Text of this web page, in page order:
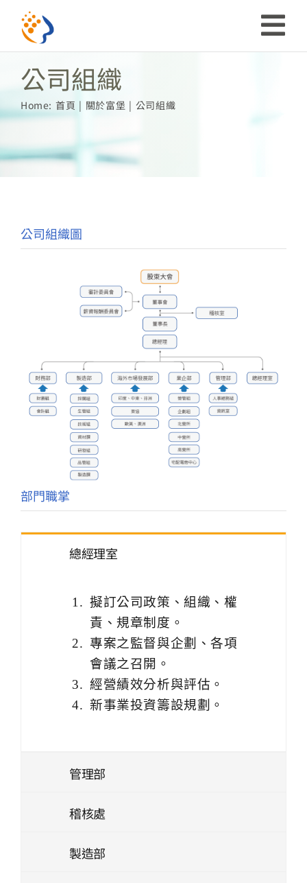
內
收
導
投資人關係
社會共榮
聯絡我們
English
公司組織
Home: 首頁 關於富堡 公司組織
公司組織圖
部門職掌
總經理室
擬訂公司政策、組織、權
責、規章制度。
專案之監督與企劃、各項
會議之召開。
經營績效分析與評估。
新事業投資籌設規劃。
管理部
稽核處
製造部